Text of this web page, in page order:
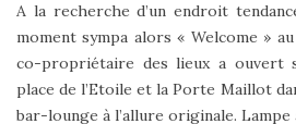
A la recherche d’un endroit
moment sympa alors « Welcome »
co-propriétaire des lieux a ouvert
place de l’Etoile et la Porte Maillot
bar-lounge à l’allure originale. Lampe